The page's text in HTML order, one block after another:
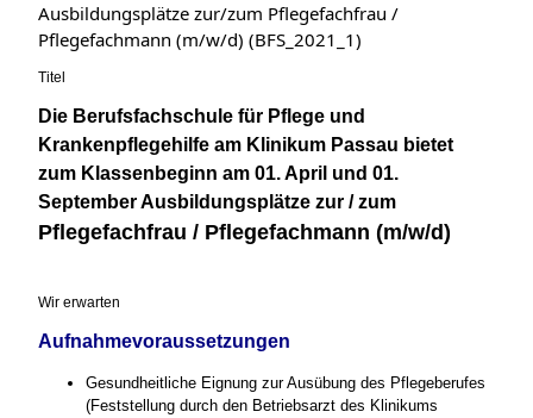
Ausbildungsplätze zur/zum Pflegefachfrau /
Pflegefachmann (m/w/d) (BFS_2021_1)
Titel
Die Berufsfachschule für Pflege und
Krankenpflegehilfe am Klinikum Passau bietet
zum Klassenbeginn am 01. April und 01.
September Ausbildungsplätze zur / zum
Pflegefachfrau / Pflegefachmann (m/w/d)
Wir erwarten
Aufnahmevoraussetzungen
Gesundheitliche Eignung zur Ausübung des Pflegeberufes
(Feststellung durch den Betriebsarzt des Klinikums